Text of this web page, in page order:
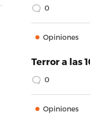
0
Opiniones
Terror a las
0
Opiniones